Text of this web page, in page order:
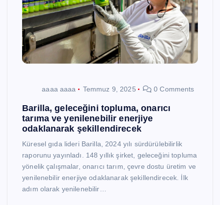
aaaa aaaa Temmuz 9, 2025 0 Comments
Barilla, geleceğini topluma, onarıcı
tarıma ve yenilenebilir enerjiye
odaklanarak şekillendirecek
Küresel gıda lideri Barilla, 2024 yılı sürdürülebilirlik
raporunu yayınladı. 148 yıllık şirket, geleceğini topluma
yönelik çalışmalar, onarıcı tarım, çevre dostu üretim ve
yenilenebilir enerjiye odaklanarak şekillendirecek. İlk
adım olarak yenilenebilir…